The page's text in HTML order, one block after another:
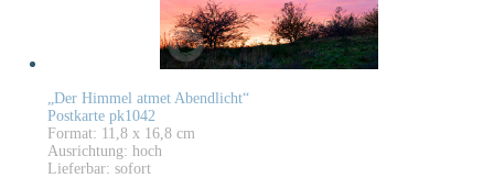
„Der Himmel atmet Abendlicht“
Postkarte pk1042
Format: 11,8 x 16,8 cm
Ausrichtung: hoch
Lieferbar: sofort